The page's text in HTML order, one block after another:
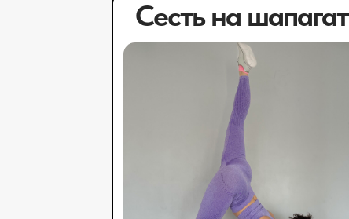
Сесть на шапагат